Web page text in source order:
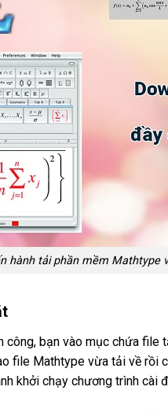
hành tải phần mềm Mathtype
công, bạn vào mục chứa file
file Mathtype vừa tải về rồi
khởi chạy chương trình cài